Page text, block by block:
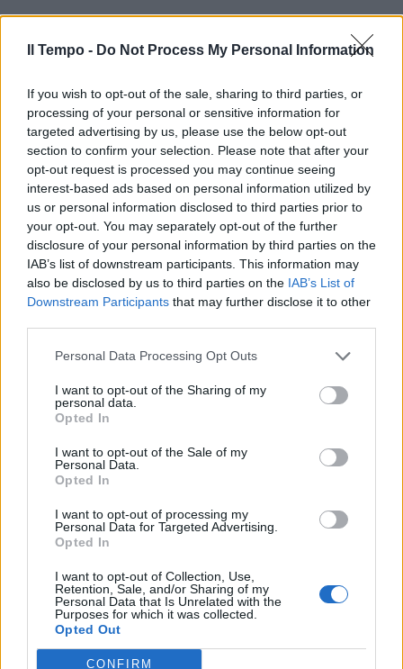
Il Tempo - Do Not Process My Personal Information
If you wish to opt-out of the sale, sharing to third parties, or
processing of your personal or sensitive information for
targeted advertising by us, please use the below opt-out
section to confirm your selection. Please note that after your
opt-out request is processed you may continue seeing
interest-based ads based on personal information utilized by
us or personal information disclosed to third parties prior to
your opt-out. You may separately opt-out of the further
disclosure of your personal information by third parties on the
IAB’s list of downstream participants. This information may
also be disclosed by us to third parties on the IAB’s List of
Downstream Participants that may further disclose it to other
Personal Data Processing Opt Outs
I want to opt-out of the Sharing of my
personal data.
Opted In
I want to opt-out of the Sale of my
Personal Data.
Opted In
I want to opt-out of processing my
Personal Data for Targeted Advertising.
Opted In
I want to opt-out of Collection, Use,
Retention, Sale, and/or Sharing of my
Personal Data that Is Unrelated with the
Purposes for which it was collected.
Opted Out
CONFIRM
Comportamento razionale, previsti incontri
tra oggi e domani di grande importanza per il
lavoro e forse anche affari. Siete più popolari
presso ambienti lontani che non nel solito
posto. Più viva la volontà e spirito di
decisione, avete facilitazioni nelle questioni
scritte e legali. Giove è generoso nei vostri
confronti, pare un Babbo Natale arrivato in
ritardo ma in anticipo rispetto alla colomba di
Pasqua. Amore: “Oh, come conosco questi
Sagittario
Non escludiamo progressi e segnali di
pronti, senza esitazioni. Qualche volta
bisogna andare contro la direzione del vento.
quotidiana, qualcuno di voi è spaesato,
qualcuno manca di sicurezza. Le persone
con cui siete in contatto di lavoro, affari,
sentono la vostra fragilità. Non pensateci
troppo, adesso dovete eliminare l'inizio di una